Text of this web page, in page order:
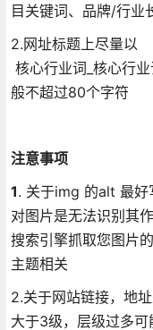
目关键词、品牌/行
2.网址标题上尽量以
核心行业词_核心行
般不超过80个字符
注意事项
1. 关于img 的alt 最
对图片是无法识别其
搜索引擎抓取您图片
主题相关
2.关于网站链接，地
大于3级，层级过多